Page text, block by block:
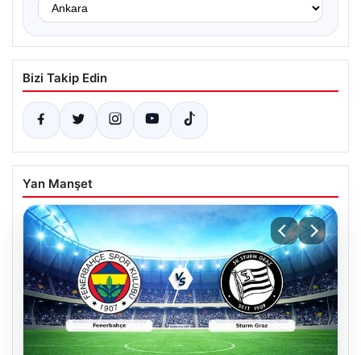
Bizi Takip Edin
Yan Manşet